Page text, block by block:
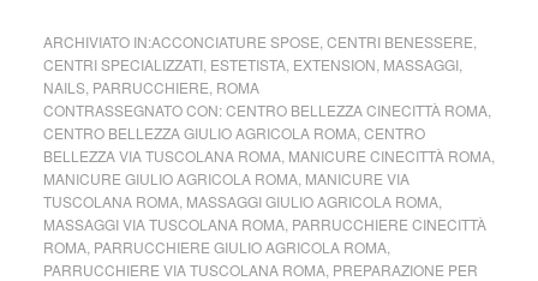
ARCHIVIATO IN:ACCONCIATURE SPOSE CENTRI BENESSERE
CENTRI SPECIALIZZATI, ESTETISTA, EXTENSION MASSAGGI,
NAILS, PARRUCCHIERE ROMA
CONTRASSEGNATO CON:CENTRO BELLEZZA CINECITTÀ ROMA,
CENTRO BELLEZZA GIULIO AGRICOLA ROMA, CENTRO
BELLEZZA VIA TUSCOLANA ROMA, MANICURE CINECITTÀ ROMA,
MANICURE GIULIO AGRICOLA ROMA, MANICURE VIA
TUSCOLANA ROMA, MASSAGGI GIULIO AGRICOLA ROMA,
MASSAGGI VIA TUSCOLANA ROMA, PARRUCCHIERE CINECITTÀ
ROMA, PARRUCCHIERE GIULIO AGRICOLA ROMA,
PARRUCCHIERE VIA TUSCOLANA ROMA, PREPARAZIONE PER